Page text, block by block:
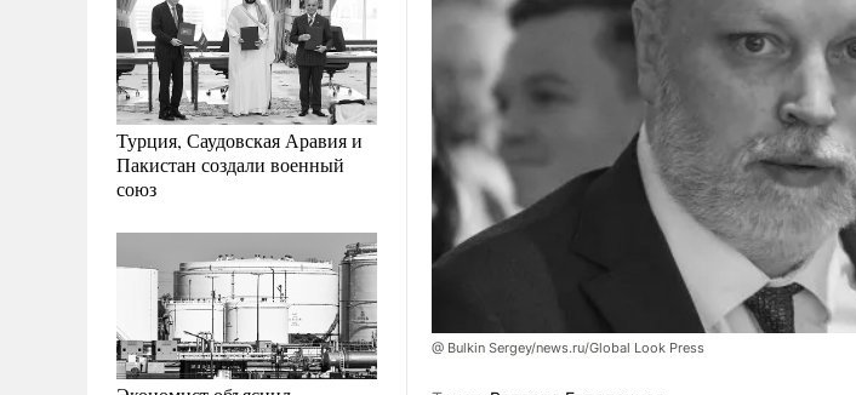
Турция, Саудовская Аравия и
Пакистан создали военный
союз
@ Bulkin Sergey/news.ru/Global Look Press